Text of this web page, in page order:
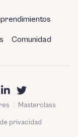
Comunidad
Masterclass
privacidad